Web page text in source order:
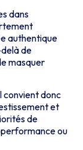
dans
authentique
de
masquer
convient donc
et
de
performance ou